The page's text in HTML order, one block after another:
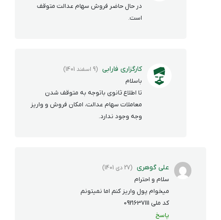
در حال حاضر فروش سهام عدالت متوقف
است.
کارگزاری فارابی (9 اسفند 1401)
باسلام
تا اطلاع ثانوی باتوجه به متوقف شدن
معاملات سهام عدالت، امکان فروش و واریز
وجه وجود ندارد.
علی گوهری (27 دی 1401)
سلام و احترام
میخوام پول واریز کنم اما نمیتونم
کد ملی 0921637111
پاسخ